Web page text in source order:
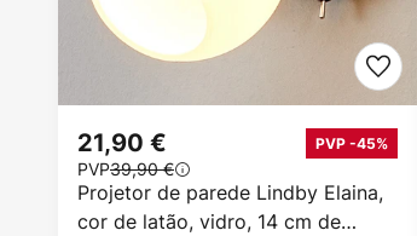
Projetor de parede Lindby Elaina,
cor de latão, vidro, 14 cm de
21,90 € PVP -45%
PVP39,90 €